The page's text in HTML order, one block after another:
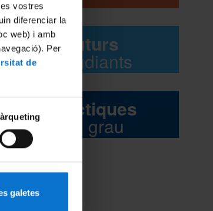
vostres
diferenciar la
web) i amb
Per
de
galetes
Futurs
estudiants
Pràctiques
del grau